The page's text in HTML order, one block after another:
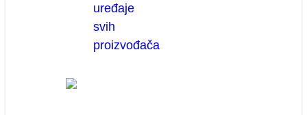
uređaje
svih
proizvođača